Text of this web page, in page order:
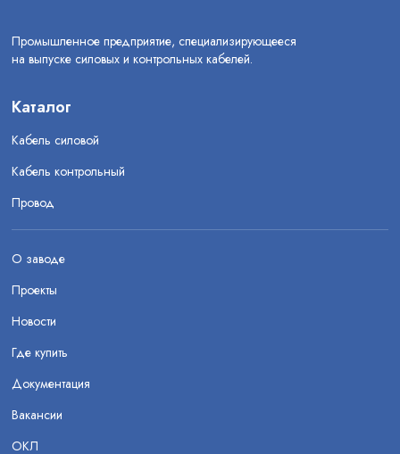
Промышленное предприятие, специализирующееся
на выпуске силовых и контрольных кабелей.
Каталог
Кабель силовой
Кабель контрольный
Провод
О заводе
Проекты
Новости
Где купить
Документация
Вакансии
ОКЛ